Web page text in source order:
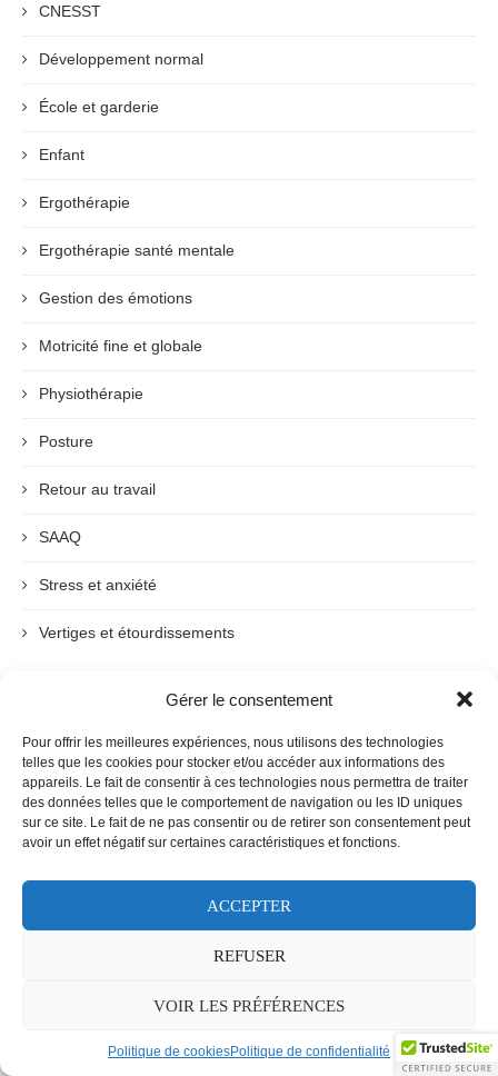
Gérer le consentement
Pour offrir les meilleures expériences, nous utilisons des technologies
telles que les cookies pour stocker et/ou accéder aux informations des
appareils. Le fait de consentir à ces technologies nous permettra de traiter
des données telles que le comportement de navigation ou les ID uniques
sur ce site. Le fait de ne pas consentir ou de retirer son consentement peut
avoir un effet négatif sur certaines caractéristiques et fonctions.
ACCEPTER
REFUSER
VOIR LES PRÉFÉRENCES
Politique de cookiesPolitique de confidentialité
CNESST
Développement normal
École et garderie
Enfant
Ergothérapie
Ergothérapie santé mentale
Gestion des émotions
Motricité fine et globale
Physiothérapie
Posture
Retour au travail
SAAQ
Stress et anxiété
Vertiges et étourdissements
Politique de cookies (CA)
@2021 - All Right Reserved. Designed and Developed by
RETOUR EN HAUT DE LA PAGE